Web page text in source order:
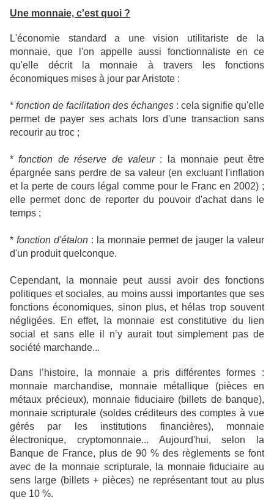
Une monnaie, c'est quoi ?
L'économie standard a une vision utilitariste de la
monnaie, que l'on appelle aussi fonctionnaliste en ce
qu'elle décrit la monnaie à travers les fonctions
économiques mises à jour par Aristote :
* fonction de facilitation des échanges : cela signifie qu'elle
permet de payer ses achats lors d'une transaction sans
recourir au troc ;
*fonction de réserve de valeur: la monnaie peut être
épargnée sans perdre de sa valeur (en excluant l'inflation
et la perte de cours légal comme pour le Franc en 2002) ;
elle permet donc de reporter du pouvoir d'achat dans le
temps ;
* fonction d'étalon : la monnaie permet de jauger la valeur
d'un produit quelconque.
Cependant, la monnaie peut aussi avoir des fonctions
politiques et sociales, au moins aussi importantes que ses
fonctions économiques, sinon plus, et hélas trop souvent
négligées.
En effet, la monnaie est constitutive du lien
social et sans elle il n’y aurait tout simplement pas de
société marchande...
Dans l’histoire, la monnaie a pris différentes formes :
monnaie marchandise, monnaie métallique (pièces en
métaux précieux), monnaie fiduciaire (billets de banque),
monnaie scripturale (soldes créditeurs des comptes à vue
gérés par les institutions financières), monnaie
électronique, cryptomonnaie... Aujourd'hui,selon la
Banque de France, plus de 90 % des règlements se font
avec de la monnaie scripturale, la monnaie fiduciaire au
sens large (billets + pièces) ne représentant tout au plus
que 10 %.